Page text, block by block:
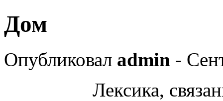
Дом
Опубликовал admin -
Лексика,